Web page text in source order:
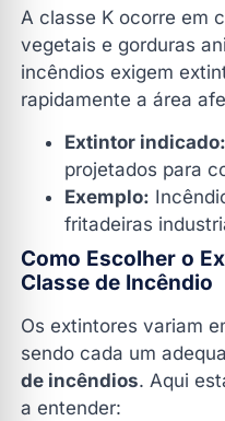
A classe K ocorre em
vegetais e gorduras
incêndios exigem
rapidamente a área
Extintor indicado:
projetados para
Exemplo:
fritadeiras
Como Escolher o
Classe de Incêndio
Os extintores variam
sendo cada um
de incêndios. Aqui
a entender: